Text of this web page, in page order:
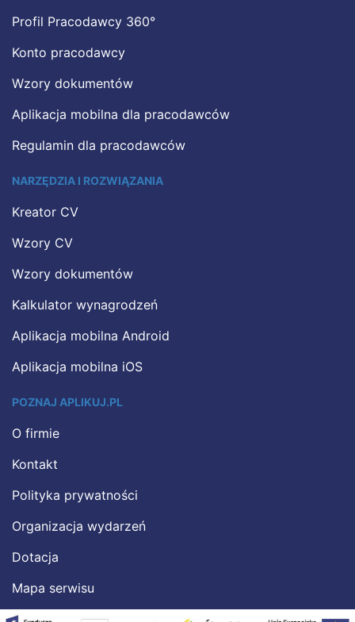
Profil Pracodawcy 360°
Konto pracodawcy
Wzory dokumentów
Aplikacja mobilna dla pracodawców
Regulamin dla pracodawców
NARZĘDZIA I ROZWIĄZANIA
Kreator CV
Wzory CV
Wzory dokumentów
Kalkulator wynagrodzeń
Aplikacja mobilna Android
Aplikacja mobilna iOS
POZNAJ APLIKUJ.PL
O firmie
Kontakt
Polityka prywatności
Organizacja wydarzeń
Dotacja
Mapa serwisu